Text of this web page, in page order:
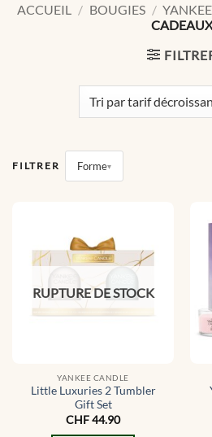
ACCUEIL / BOUGIES /
CADEAUX
FILTRER Forme
RUPTURE DE STOCK
YANKEE CANDLE
Little Luxuries 2 Tumbler
Gift Set
CHF44.90